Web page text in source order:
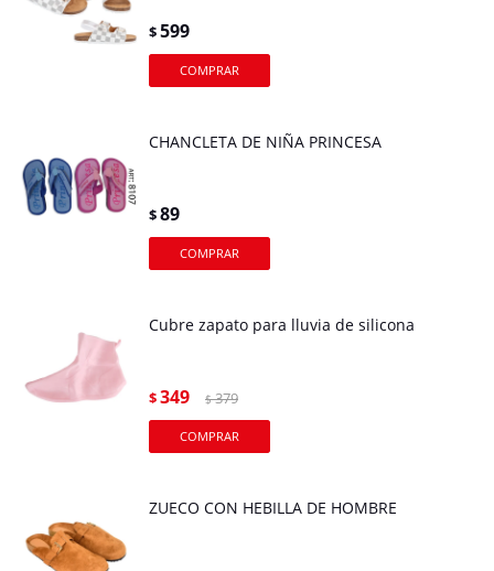
$599
CHANCLETA DE NIÑA PRINCESA
$89
Cubre zapato para lluvia de silicona
$349 $ 379
ZUECO CON HEBILLA DE HOMBRE